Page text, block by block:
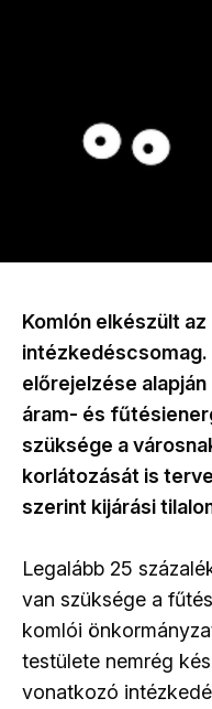
Komlón elkészült
előrejelzése
áram- és
szüksége a
korlátozását is
szerint kijárási
Legalább 25
van szüksége a
komlói
testülete nemrég
vonatkozó